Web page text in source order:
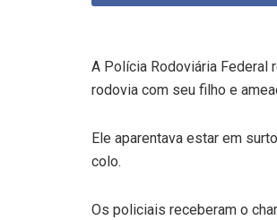
A Polícia Rodoviária Federal
rodovia com seu filho e
Ele aparentava estar em
colo.
Os policiais receberam o